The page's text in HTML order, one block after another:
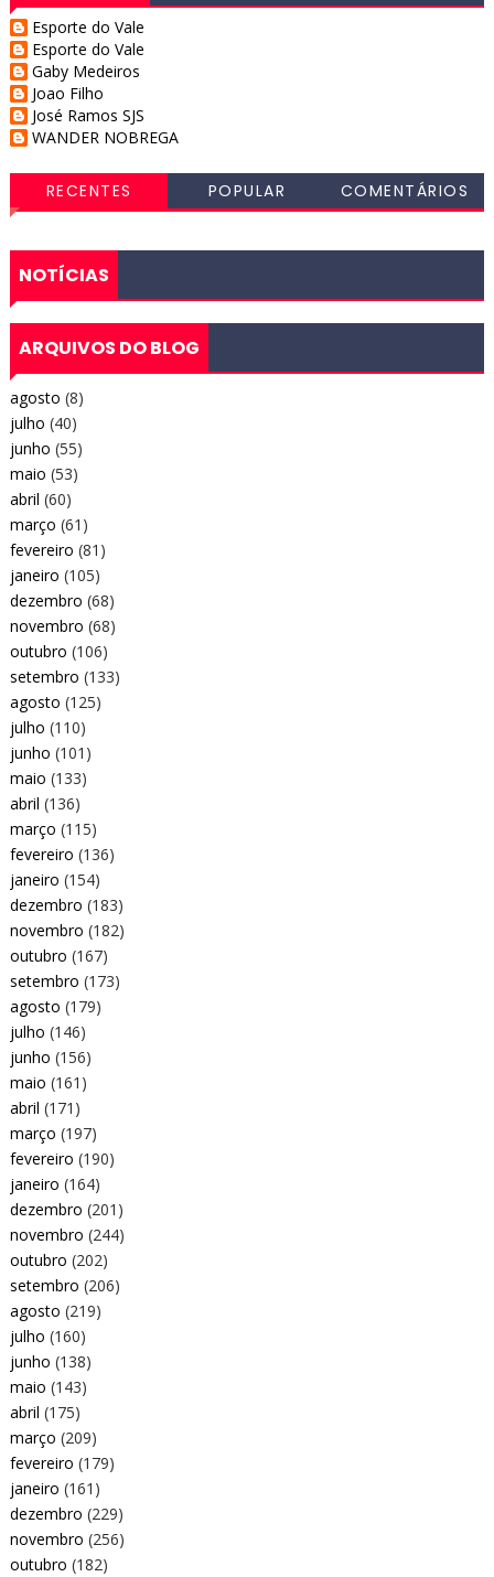
Esporte do Vale
Esporte do Vale
Gaby Medeiros
Joao Filho
José Ramos SJS
WANDER NOBREGA
RECENTES POPULAR COMENTÁRIOS
NOTÍCIAS
ARQUIVOS DO BLOG
agosto (8)
julho (40)
junho (55)
maio (53)
abril (60)
março (61)
fevereiro (81)
janeiro (105)
dezembro (68)
novembro (68)
outubro (106)
setembro (133)
agosto (125)
julho (110)
junho (101)
maio (133)
abril (136)
março (115)
fevereiro (136)
janeiro (154)
dezembro (183)
novembro (182)
outubro (167)
setembro (173)
agosto (179)
julho (146)
junho (156)
maio (161)
abril (171)
março (197)
fevereiro (190)
janeiro (164)
dezembro (201)
novembro (244)
outubro (202)
setembro (206)
agosto (219)
julho (160)
junho (138)
maio (143)
abril (175)
março (209)
fevereiro (179)
janeiro (161)
dezembro (229)
novembro (256)
outubro (182)